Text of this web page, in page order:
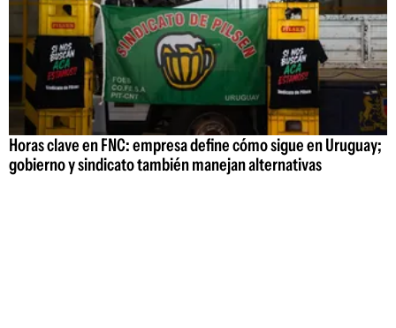
Horas clave en FNC: empresa define cómo sigue en Uruguay;
gobierno y sindicato también manejan alternativas